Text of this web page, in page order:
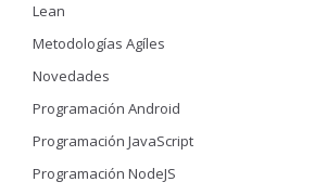
Lean
Metodologías Agíles
Novedades
Programación Android
Programación JavaScript
Programación NodeJS